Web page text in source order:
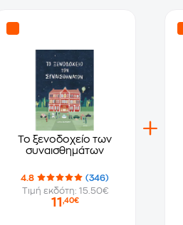
Το ξενοδοχείο των
συναισθημάτων
4.8
(346)
Τιμή εκδότη: 15.50€
11 ,40€